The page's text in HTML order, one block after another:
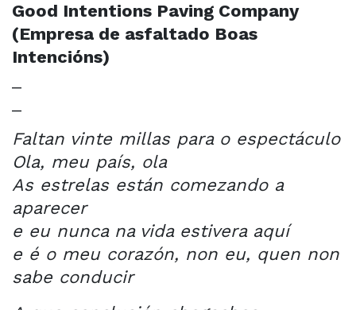
Good Intentions Paving Company
(Empresa de asfaltado Boas
Intencións)
Faltan vinte millas para o espectáculo
Ola, meu país, ola
As estrelas están comezando a
aparecer
e eu nunca na vida estivera aquí
e é o meu corazón, non eu, quen non
sabe conducir